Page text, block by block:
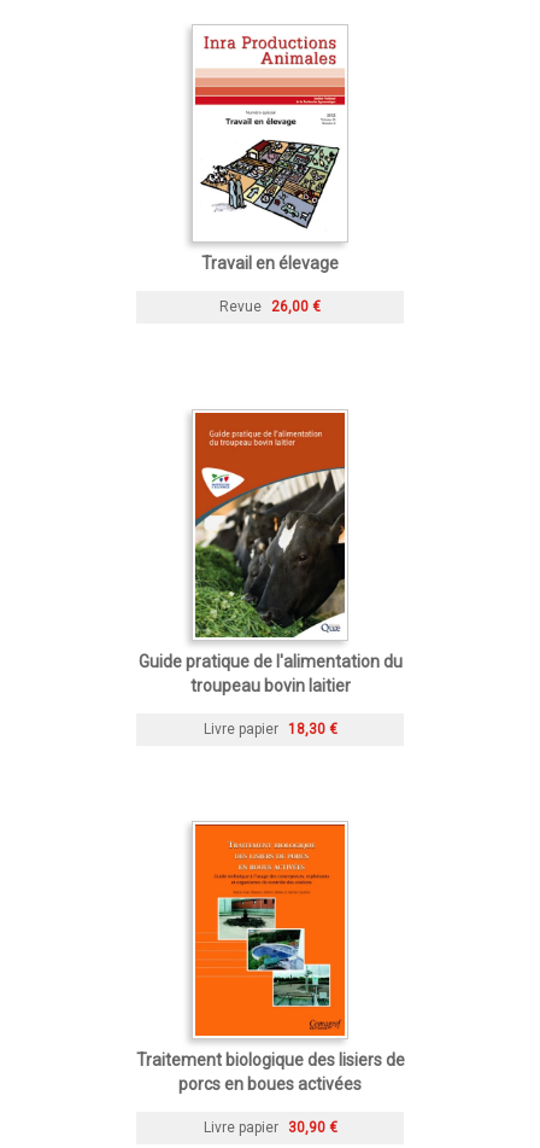
Travail en élevage
Revue 26,00 €
Guide pratique de l'alimentation du
troupeau bovin laitier
Livre papier 18,30 €
Traitement biologique des lisiers de
porcs en boues activées
Livre papier 30,90 €